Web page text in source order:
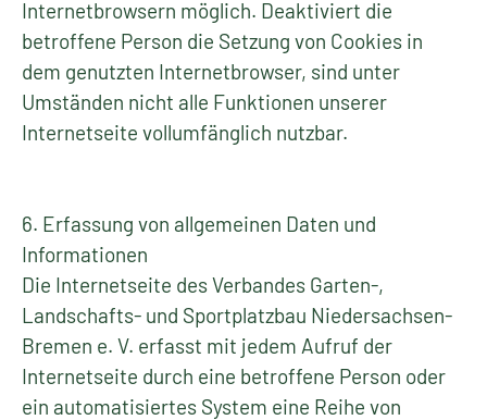
Internetbrowsern möglich. Deaktiviert die
betroffene Person die Setzung von Cookies in
dem genutzten Internetbrowser, sind unter
Umständen nicht alle Funktionen unserer
Internetseite vollumfänglich nutzbar.
6. Erfassung von allgemeinen Daten und
Informationen
Die Internetseite des Verbandes Garten-,
Landschafts- und Sportplatzbau Niedersachsen-
Bremen e. V. erfasst mit jedem Aufruf der
Internetseite durch eine betroffene Person oder
ein automatisiertes System eine Reihe von